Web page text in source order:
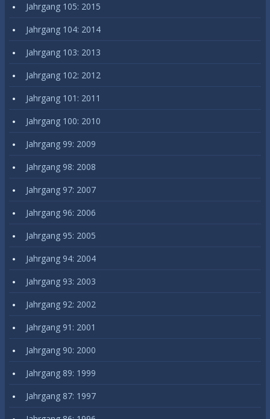
Jahrgang 105: 2015
Jahrgang 104: 2014
Jahrgang 103: 2013
Jahrgang 102: 2012
Jahrgang 101: 2011
Jahrgang 100: 2010
Jahrgang 99: 2009
Jahrgang 98: 2008
Jahrgang 97: 2007
Jahrgang 96: 2006
Jahrgang 95: 2005
Jahrgang 94: 2004
Jahrgang 93: 2003
Jahrgang 92: 2002
Jahrgang 91: 2001
Jahrgang 90: 2000
Jahrgang 89: 1999
Jahrgang 87: 1997